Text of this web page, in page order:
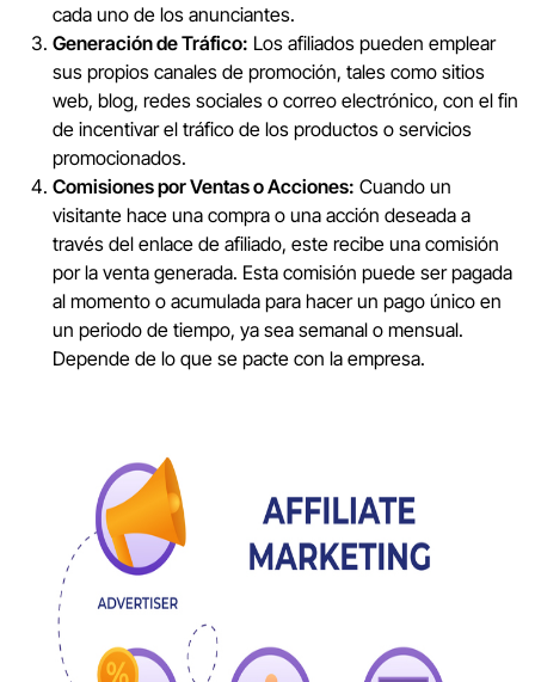
cada uno de los anunciantes.
Generación de Tráfico: Los afiliados pueden emplear
sus propios canales de promoción, tales como sitios
web, blog, redes sociales o correo electrónico, con el fin
de incentivar el tráfico de los productos o servicios
promocionados.
Comisiones por Ventas o Acciones: Cuando un
visitante hace una compra o una acción deseada a
través del enlace de afiliado, este recibe una comisión
por la venta generada. Esta comisión puede ser pagada
al momento o acumulada para hacer un pago único en
un periodo de tiempo, ya sea semanal o mensual.
Depende de lo que se pacte con la empresa.